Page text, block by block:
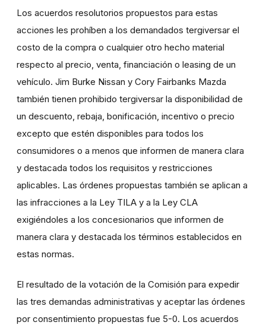
Los acuerdos resolutorios propuestos para estas
acciones les prohíben a los demandados tergiversar el
costo de la compra o cualquier otro hecho material
respecto al precio, venta, financiación o leasing de un
vehículo. Jim Burke Nissan y Cory Fairbanks Mazda
también tienen prohibido tergiversar la disponibilidad de
un descuento, rebaja, bonificación, incentivo o precio
excepto que estén disponibles para todos los
consumidores o a menos que informen de manera clara
y destacada todos los requisitos y restricciones
aplicables. Las órdenes propuestas también se aplican a
las infracciones a la Ley TILA y a la Ley CLA
exigiéndoles a los concesionarios que informen de
manera clara y destacada los términos establecidos en
estas normas.
El resultado de la votación de la Comisión para expedir
las tres demandas administrativas y aceptar las órdenes
por consentimiento propuestas fue 5-0. Los acuerdos